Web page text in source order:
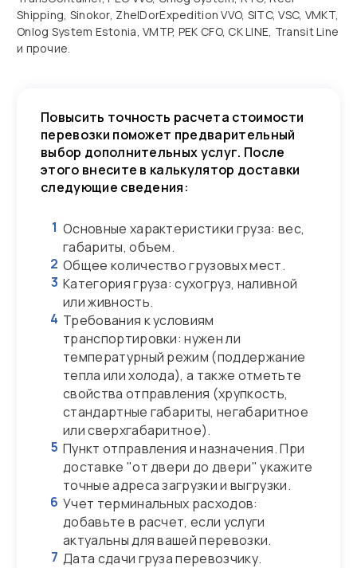
Shipping, Sinokor, ZhelDorExpedition VVO, SITC, VSC, VMKT,
Onlog System Estonia, VMTP, PEK CFO, CK LINE, Transit Line
и прочие.
Повысить точность расчета стоимости
перевозки поможет предварительный
выбор дополнительных услуг. После
этого внесите в калькулятор доставки
следующие сведения:
1 Основные характеристики груза: вес,
габариты, объем.
2 Общее количество грузовых мест.
3 Категория груза: сухогруз, наливной
или живность.
4 Требования к условиям
транспортировки: нужен ли
температурный режим (поддержание
тепла или холода), а также отметьте
свойства отправления (хрупкость,
стандартные габариты, негабаритное
или сверхгабаритное).
5 Пункт отправления и назначения. При
доставке "от двери до двери" укажите
точные адреса загрузки и выгрузки.
6 Учет терминальных расходов:
добавьте в расчет, если услуги
актуальны для вашей перевозки.
7 Дата сдачи груза перевозчику.